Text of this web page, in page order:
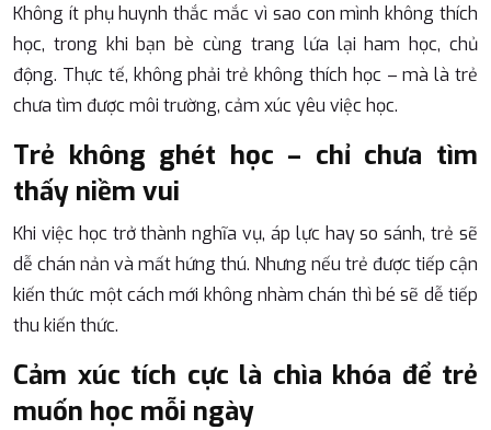
Không ít phụ huynh thắc mắc vì sao con mình không thích
học, trong khi bạn bè cùng trang lứa lại ham học, chủ
động. Thực tế, không phải trẻ không thích học – mà là trẻ
chưa tìm được môi trường, cảm xúc yêu việc học.
Trẻ không ghét học – chỉ chưa tìm
thấy niềm vui
Khi việc học trở thành nghĩa vụ, áp lực hay so sánh, trẻ sẽ
dễ chán nản và mất hứng thú. Nhưng nếu trẻ được tiếp cận
kiến thức một cách mới không nhàm chán thì bé sẽ dễ tiếp
thu kiến thức.
Cảm xúc tích cực là chìa khóa để trẻ
muốn học mỗi ngày